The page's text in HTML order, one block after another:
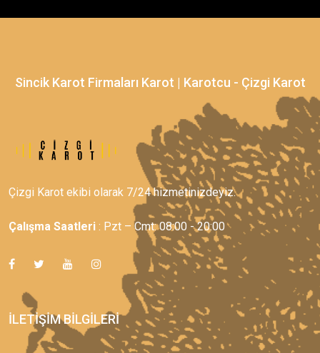
Sincik Karot Firmaları Karot | Karotcu - Çizgi Karot
Çizgi Karot ekibi olarak 7/24 hizmetinizdeyiz.
Çalışma Saatleri : Pzt – Cmt: 08:00 - 20:00
İLETIŞIM BILGILERI